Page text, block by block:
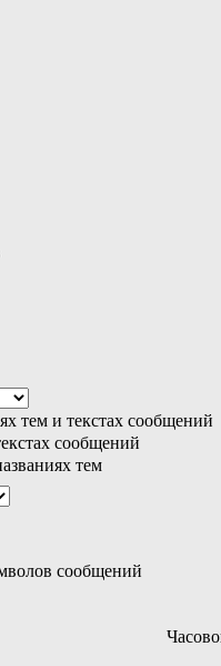
тем и текстах сообщений
сообщений
тем
сообщений